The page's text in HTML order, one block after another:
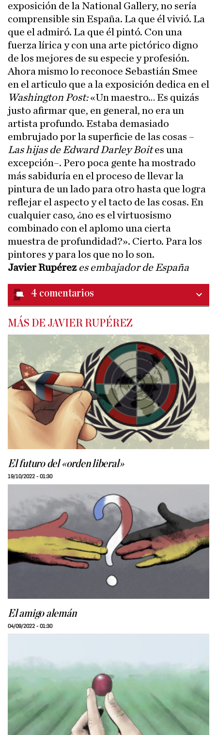
exposición de la National Gallery, no sería
comprensible sin España. La que él vivió. La
que el admiró. La que él pintó. Con una
fuerza lírica y con una arte pictórico digno
de los mejores de su especie y profesión.
Ahora mismo lo reconoce Sebastián Smee
en el articulo que a la exposición dedica en el
Washington Post:«Un maestro… Es quizás
justo afirmar que, en general, no era un
artista profundo. Estaba demasiado
embrujado por la superficie de las cosas –
Las hijas de Edward Darley Boites una
excepción–. Pero poca gente ha mostrado
más sabiduría en el proceso de llevar la
pintura de un lado para otro hasta que logra
reflejar el aspecto y el tacto de las cosas. En
cualquier caso, ¿no es el virtuosismo
combinado con el aplomo una cierta
muestra de profundidad?». Cierto. Para los
pintores y para los que no lo son.
Javier Rupérez es embajador de España
4 comentarios
MÁS DE JAVIER RUPÉREZ
El futuro del «orden liberal»
19/10/2022 - 01:30
El amigo alemán
04/09/2022 - 01:30